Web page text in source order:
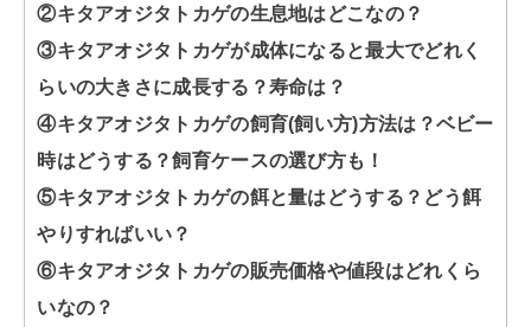
②キタアオジタトカゲの生息地はどこなの？
③キタアオジタトカゲが成体になると最大でどれく
らいの大きさに成長する？寿命は？
④キタアオジタトカゲの飼育(飼い方)方法は？ベビー
時はどうする？飼育ケースの選び方も！
⑤キタアオジタトカゲの餌と量はどうする？どう餌
やりすればいい？
⑥キタアオジタトカゲの販売価格や値段はどれくら
いなの？